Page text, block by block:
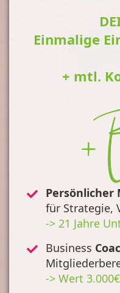
Einmalige
+ mtl.
Persönlicher
für Strategie,
-> 21 Jahre
Business
-> Wert 3.000€